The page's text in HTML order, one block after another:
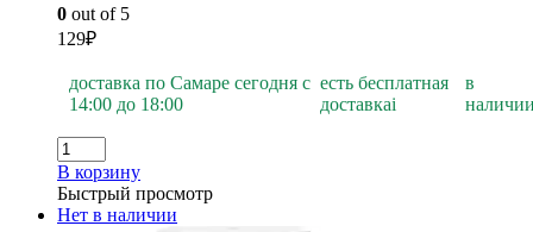
0 out of 5
129₽
доставка по Самаре сегодня с
14:00 до 18:00
есть бесплатная
доставкаi
в
В корзину
Быстрый просмотр
Нет в наличии